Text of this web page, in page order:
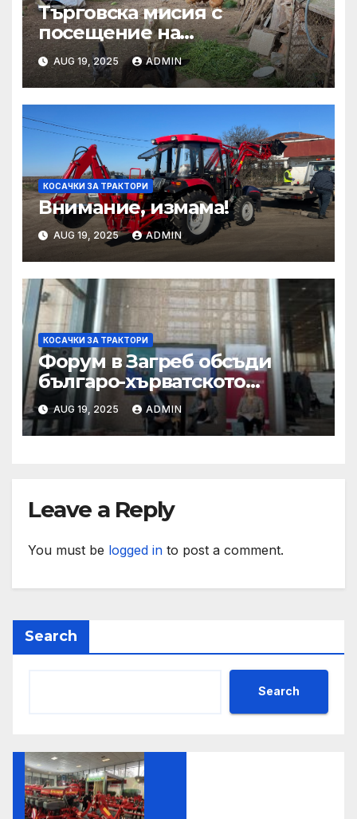
Търговска мисия с
посещение на
Mеждународния търговски
панаир CosmeticBusiness
2025
AUG 19, 2025 ADMIN
КОСАЧКИ ЗА ТРАКТОРИ
Внимание, измама!
AUG 19, 2025 ADMIN
КОСАЧКИ ЗА ТРАКТОРИ
Форум в Загреб обсъди
българо-хърватското
сътрудничество
AUG 19, 2025 ADMIN
Leave a Reply
You must be logged in to post a comment.
Search
Search